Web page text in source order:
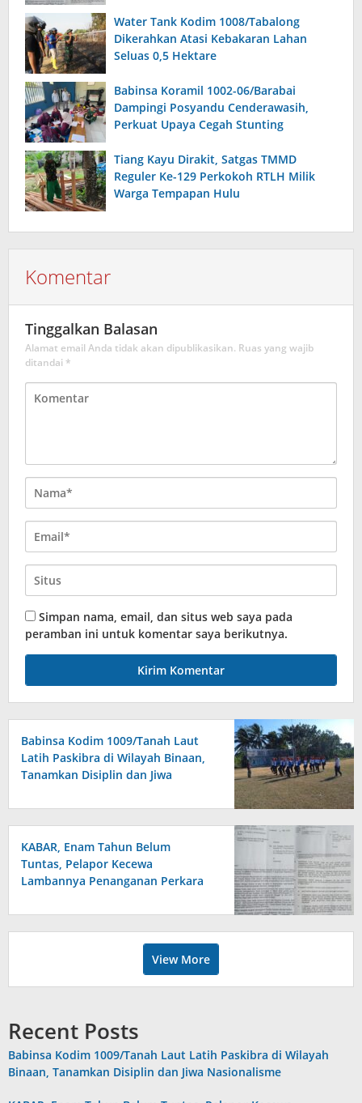
Water Tank Kodim 1008/Tabalong
Dikerahkan Atasi Kebakaran Lahan
Seluas 0,5 Hektare
Babinsa Koramil 1002-06/Barabai
Dampingi Posyandu Cenderawasih,
Perkuat Upaya Cegah Stunting
Tiang Kayu Dirakit, Satgas TMMD
Reguler Ke-129 Perkokoh RTLH Milik
Warga Tempapan Hulu
Komentar
Tinggalkan Balasan
Alamat email Anda tidak akan dipublikasikan. Ruas yang wajib
ditandai *
Simpan nama, email, dan situs web saya pada
peramban ini untuk komentar saya berikutnya.
Babinsa Kodim 1009/Tanah Laut
Latih Paskibra di Wilayah Binaan,
Tanamkan Disiplin dan Jiwa
KABAR, Enam Tahun Belum
Tuntas, Pelapor Kecewa
Lambannya Penanganan Perkara
View More
Recent Posts
Babinsa Kodim 1009/Tanah Laut Latih Paskibra di Wilayah
Binaan, Tanamkan Disiplin dan Jiwa Nasionalisme